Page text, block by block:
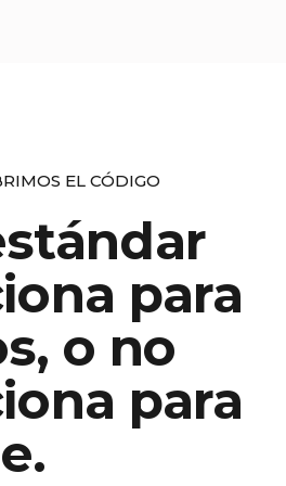
EL CÓDIGO
para
o no
para